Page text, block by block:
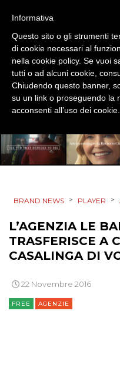
RICERCHE
NORMATIVE
TREND
CASE HISTORY
OPINIONI
BRAND NEWS > PLAYER >
L’AGENZIA LE
TRASFERISCE A
CASALINGA DI
22 Novembre 2016
FREE AGENZIE
Informativa
Questo sito o gli strumenti
di cookie necessari al
nella cookie policy. Se vuoi
tutti o ad alcuni cookie,
Chiudendo questo banner,
su un link o proseguendo la
acconsenti all’uso dei cookie.